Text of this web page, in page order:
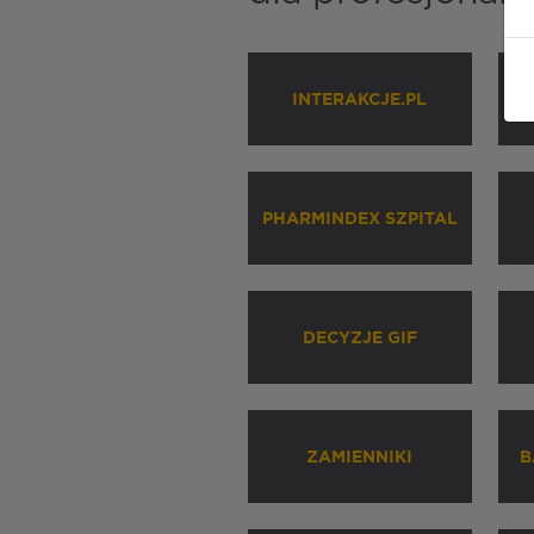
INTERAKCJE.PL
PHARMINDEX SZPITAL
DECYZJE GIF
ZAMIENNIKI